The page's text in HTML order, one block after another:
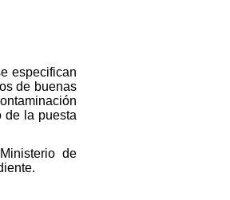
especifican
de buenas
de la puesta
de